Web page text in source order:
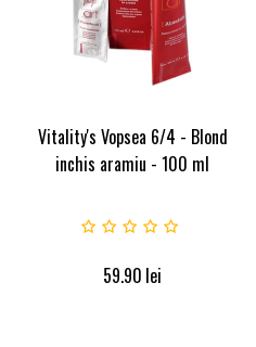
Vitality's Vopsea 6/4 - Blond
inchis aramiu - 100 ml
59.90 lei